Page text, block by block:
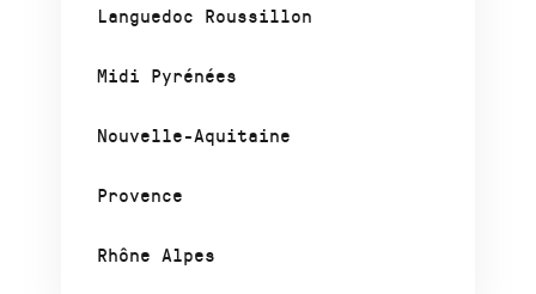
Languedoc Roussillon
Midi Pyrénées
Nouvelle-Aquitaine
Provence
Rhône Alpes